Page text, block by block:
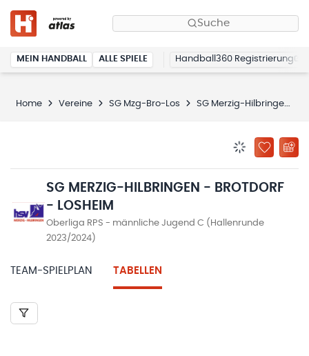
Suche
MEIN HANDBALL ALLE SPIELE Handball360 Registrierung
Home Vereine SG Mzg-Bro-Los SG Merzig-Hilbringen - Brotdorf - Losheim
ZU
SG MERZIG-HILBRINGEN - BROTDORF
- LOSHEIM
Oberliga RPS - männliche Jugend C (Hallenrunde
2023/2024)
TEAM-SPIELPLAN TABELLEN